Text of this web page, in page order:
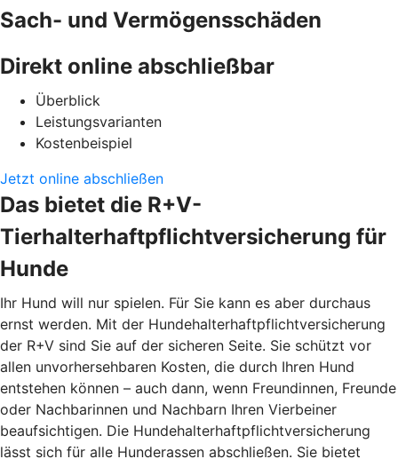
Sach- und Vermögensschäden
Direkt online abschließbar
Überblick
Leistungsvarianten
Kostenbeispiel
Jetzt online abschließen
Das bietet die R+V-
Tierhalterhaftpflichtversicherung für
Hunde
Ihr Hund will nur spielen. Für Sie kann es aber durchaus
ernst werden. Mit der Hundehalterhaftpflichtversicherung
der R+V sind Sie auf der sicheren Seite. Sie schützt vor
allen unvorhersehbaren Kosten, die durch Ihren Hund
entstehen können – auch dann, wenn Freundinnen, Freunde
oder Nachbarinnen und Nachbarn Ihren Vierbeiner
beaufsichtigen. Die Hundehalterhaftpflichtversicherung
lässt sich für alle Hunderassen abschließen. Sie bietet